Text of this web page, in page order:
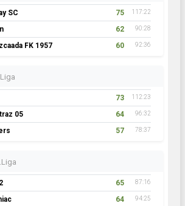
SC 75 117:22
62 90:28
FK 1957 60 92:36
73 112:23
05 64 96:32
57 78:37
65 87:16
64 94:25